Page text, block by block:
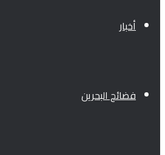
أخبار
فضائح البحرين